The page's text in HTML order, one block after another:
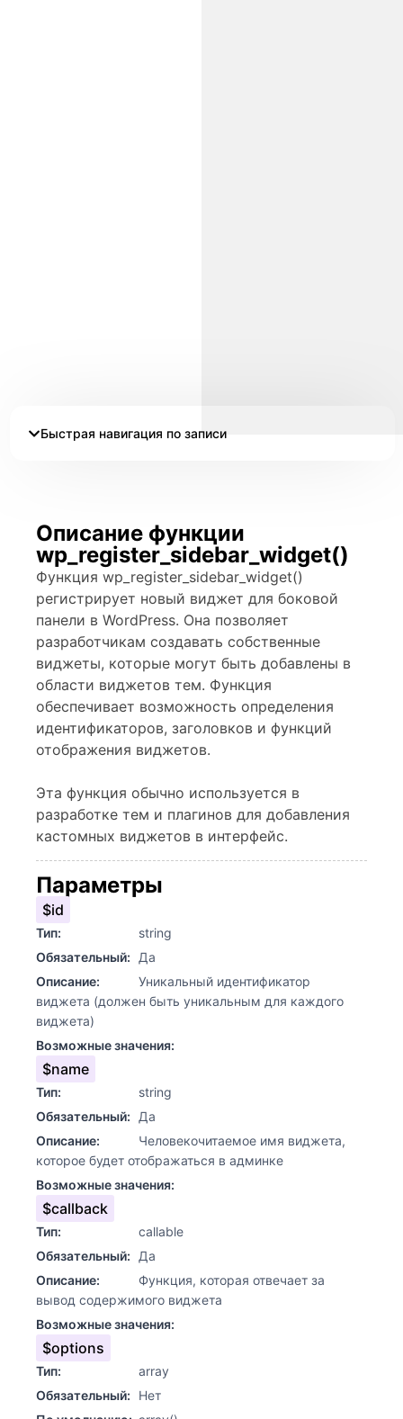
Быстрая навигация по записи
Описание функции
wp_register_sidebar_widget()
Функция wp_register_sidebar_widget()
регистрирует новый виджет для боковой
панели в WordPress. Она позволяет
разработчикам создавать собственные
виджеты, которые могут быть добавлены в
области виджетов тем. Функция
обеспечивает возможность определения
идентификаторов, заголовков и функций
отображения виджетов.
Эта функция обычно используется в
разработке тем и плагинов для добавления
кастомных виджетов в интерфейс.
Параметры
$id
Тип:
string
Обязательный:
Да
Описание:
Уникальный идентификатор
виджета (должен быть уникальным для каждого
виджета)
Возможные значения:
$name
Тип:
string
Обязательный:
Да
Описание:
Человекочитаемое имя виджета,
которое будет отображаться в админке
Возможные значения:
$callback
Тип:
callable
Обязательный:
Да
Описание:
Функция, которая отвечает за
вывод содержимого виджета
Возможные значения:
$options
Тип:
array
Обязательный:
Нет